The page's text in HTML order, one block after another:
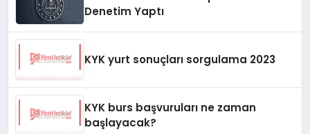
Denetim Yaptı
KYK yurt sonuçları sorgulama 2023
KYK burs başvuruları ne zaman
başlayacak?